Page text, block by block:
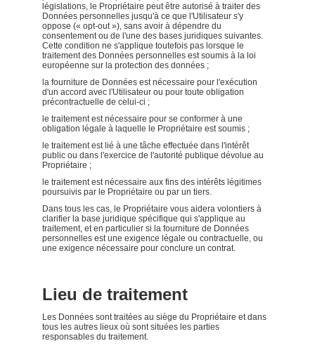
législations, le Propriétaire peut être autorisé à traiter des
Données personnelles jusqu'à ce que l'Utilisateur s'y
oppose (« opt-out »), sans avoir à dépendre du
consentement ou de l'une des bases juridiques suivantes.
Cette condition ne s'applique toutefois pas lorsque le
traitement des Données personnelles est soumis à la loi
européenne sur la protection des données ;
la fourniture de Données est nécessaire pour l'exécution
d'un accord avec l'Utilisateur ou pour toute obligation
précontractuelle de celui-ci ;
le traitement est nécessaire pour se conformer à une
obligation légale à laquelle le Propriétaire est soumis ;
le traitement est lié à une tâche effectuée dans l'intérêt
public ou dans l'exercice de l'autorité publique dévolue au
Propriétaire ;
le traitement est nécessaire aux fins des intérêts légitimes
poursuivis par le Propriétaire ou par un tiers.
Dans tous les cas, le Propriétaire vous aidera volontiers à
clarifier la base juridique spécifique qui s'applique au
traitement, et en particulier si la fourniture de Données
personnelles est une exigence légale ou contractuelle, ou
une exigence nécessaire pour conclure un contrat.
Lieu de traitement
Les Données sont traitées au siège du Propriétaire et dans
tous les autres lieux où sont situées les parties
responsables du traitement.